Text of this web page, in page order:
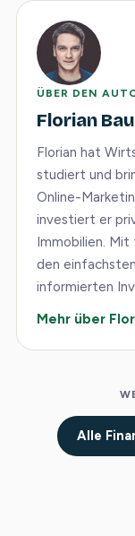
ÜBER DEN
Florian
Florian hat
studiert und
Online-
investiert er
Immobilien.
den
informierten
Mehr über
Alle